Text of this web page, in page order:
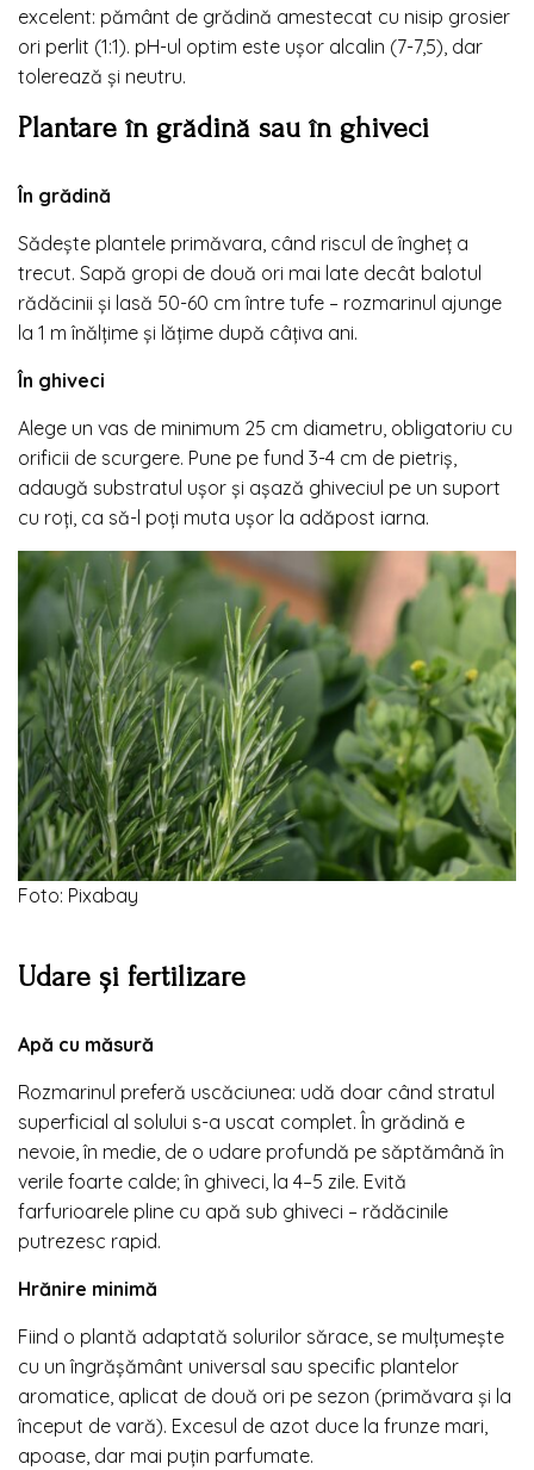
excelent: pământ de grădină amestecat cu nisip grosier
ori perlit (1:1). pH-ul optim este ușor alcalin (7-7,5), dar
tolerează și neutru.
Plantare în grădină sau în ghiveci
În grădină
Sădește plantele primăvara, când riscul de îngheț a
trecut. Sapă gropi de două ori mai late decât balotul
rădăcinii și lasă 50-60 cm între tufe – rozmarinul ajunge
la 1 m înălțime și lățime după câțiva ani.
În ghiveci
Alege un vas de minimum 25 cm diametru, obligatoriu cu
orificii de scurgere. Pune pe fund 3-4 cm de pietriș,
adaugă substratul ușor și așază ghiveciul pe un suport
cu roți, ca să-l poți muta ușor la adăpost iarna.
Foto: Pixabay
Udare și fertilizare
Apă cu măsură
Rozmarinul preferă uscăciunea: udă doar când stratul
superficial al solului s-a uscat complet. În grădină e
nevoie, în medie, de o udare profundă pe săptămână în
verile foarte calde; în ghiveci, la 4–5 zile. Evită
farfurioarele pline cu apă sub ghiveci – rădăcinile
putrezesc rapid.
Hrănire minimă
Fiind o plantă adaptată solurilor sărace, se mulțumește
cu un îngrășământ universal sau specific plantelor
aromatice, aplicat de două ori pe sezon (primăvara și la
început de vară). Excesul de azot duce la frunze mari,
apoase, dar mai puțin parfumate.